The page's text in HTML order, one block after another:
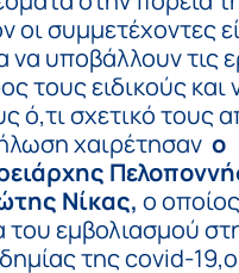
οι συμμετέχοντες
να υποβάλλουν τις
τους ειδικούς
ό,τι σχετικό τους
χαιρέτησαν ο
Νίκας, ο
του εμβολιασμού
της covid-19,ο